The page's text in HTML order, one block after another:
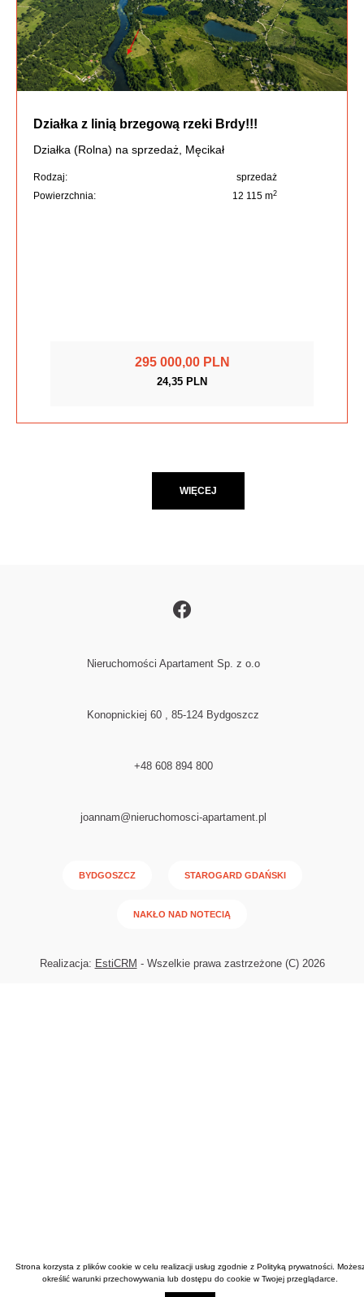
Działka z linią brzegową rzeki Brdy!!!
Działka (Rolna) na sprzedaż, Męcikał
Rodzaj:
sprzedaż
Powierzchnia:
12 115 m2
295 000,00 PLN
24,35 PLN
WIĘCEJ
Nieruchomości Apartament Sp. z o.o
Konopnickiej 60 , 85-124 Bydgoszcz
+48 608 894 800
joannam@nieruchomosci-apartament.pl
BYDGOSZCZ STAROGARD GDAŃSKI
NAKŁO NAD NOTECIĄ
Realizacja: EstiCRM - Wszelkie prawa zastrzeżone (C) 2026
Strona korzysta z plików cookie w celu realizacji usług zgodnie z Polityką prywatności.
określić warunki przechowywania lub dostępu do cookie w Twojej przeglądarce.